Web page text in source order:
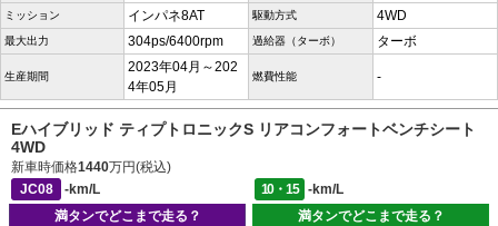
ミッション インパネ8AT 駆動方式 4WD
最大出力 304ps/6400rpm 過給器（ターボ） ターボ
生産期間
2023年04月～202
4年05月
燃費性能 -
Eハイブリッド ティプトロニックS リアコンフォートベンチシート
4WD
新車時価格1440万円(税込)
JC08
-km/L 10・15
-km/L
満タンでどこまで走る？
満タンでどこまで走る？